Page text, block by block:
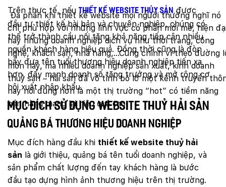
Đa phần khi thiết kế website mọi người thường nghĩ nó
chỉ phù hợp với những lĩnh vực có phần mới mẻ, hiện
hay những doanh nghiệp dịch vụ như thời trang, công
nghệ, khách sạn, nhà hàng,…Cũng chính vì theo đường
mòn này, mà nhiều doanh nghiệp sản xuất, kinh doanh
thuỷ sản – hải sản đã vô tình bỏ lỡ một kênh truyền
hay nói đúng hơn là một thị trường “hot” có tiềm năng
bán hàng mang lại hiệu quả cao.
Trên thực tế, nếu thiết kế website thủy sản được
đầu tư thiết kế bài bản và chuyên nghiệp, chúng có
thể trở thành cầu nối tăng khả năng tiếp cận nhiều
nguồn khách hàng hiệu quả. Đồng thời cũng là đòn
bẩy đưa tên tuổi thương hiệu doanh nghiệp tiến xa
hơn, đẩy mạnh doanh số tăng trưởng và mở rộng cơ
hội xuất nhập khẩu.
Mục đích sử dụng website thuỷ hải sản
Quảng bá thương hiệu doanh nghiệp
Mục đích hàng đầu khi thiết kế website thuỷ hải
sản là giới thiệu, quảng bá tên tuổi doanh nghiệp, và
sản phẩm chất lượng đến tay khách hàng là bước
đầu tạo dựng hình ảnh thương hiệu trên thị trường.